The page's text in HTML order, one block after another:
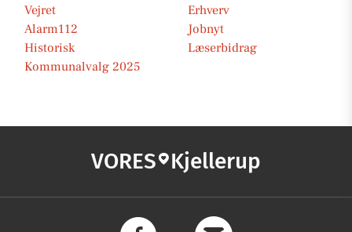
Vejret
Erhverv
Alarm112
Jobnyt
Historisk
Læserbidrag
Kommunalvalg 2025
VORES Kjellerup